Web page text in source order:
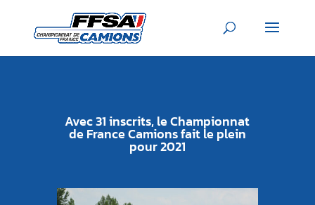
Avec 31 inscrits, le Championnat
de France Camions fait le plein
pour 2021